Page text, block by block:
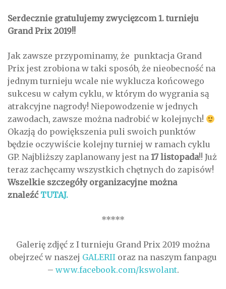
Serdecznie gratulujemy zwycięzcom 1. turnieju
Grand Prix 2019!!
Jak zawsze przypominamy, że punktacja Grand
Prix jest zrobiona w taki sposób, że nieobecność na
jednym turnieju wcale nie wyklucza końcowego
sukcesu w całym cyklu, w którym do wygrania są
atrakcyjne nagrody! Niepowodzenie w jednych
zawodach, zawsze można nadrobić w kolejnych!
Okazją do powiększenia puli swoich punktów
będzie oczywiście kolejny turniej w ramach cyklu
GP. Najbliższy zaplanowany jest na 17 listopada!! Już
teraz zachęcamy wszystkich chętnych do zapisów!
Wszelkie szczegóły organizacyjne można
znaleźć TUTAJ.
*****
Galerię zdjęć z I turnieju Grand Prix 2019 można
obejrzeć w naszej GALERII oraz na naszym fanpagu
– www.facebook.com/kswolant.